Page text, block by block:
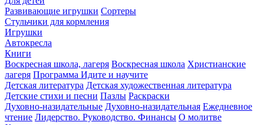
Развивающие игрушки Сортеры
Стульчики для кормления
Игрушки
Автокресла
Книги
Воскресная школа, лагеря Воскресная школа Христианские
лагеря Программа Идите и научите
Детская литература Детская художественная литература
Детские стихи и песни Пазлы Раскраски
Духовно-назидательные Духовно-назидательная Ежедневное
чтение Лидерство. Руководство. Финансы О молитве